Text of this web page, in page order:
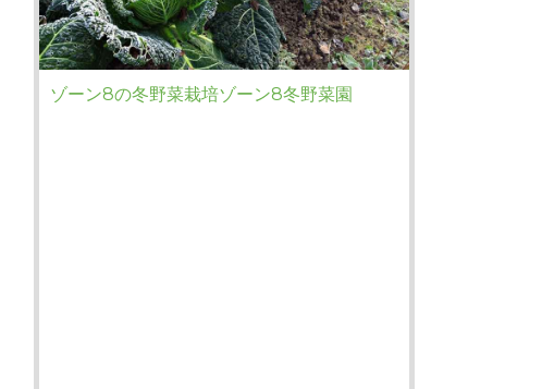
ゾーン8の冬野菜栽培ゾーン8冬野菜園